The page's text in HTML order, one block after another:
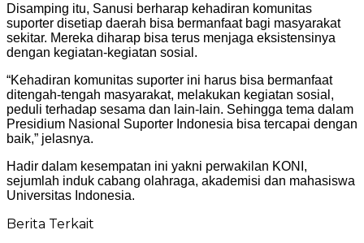
Disamping itu, Sanusi berharap kehadiran komunitas
suporter disetiap daerah bisa bermanfaat bagi masyarakat
sekitar. Mereka diharap bisa terus menjaga eksistensinya
dengan kegiatan-kegiatan sosial.
“Kehadiran komunitas suporter ini harus bisa bermanfaat
ditengah-tengah masyarakat, melakukan kegiatan sosial,
peduli terhadap sesama dan lain-lain. Sehingga tema dalam
Presidium Nasional Suporter Indonesia bisa tercapai dengan
baik,” jelasnya.
Hadir dalam kesempatan ini yakni perwakilan KONI,
sejumlah induk cabang olahraga, akademisi dan mahasiswa
Universitas Indonesia.
Berita Terkait